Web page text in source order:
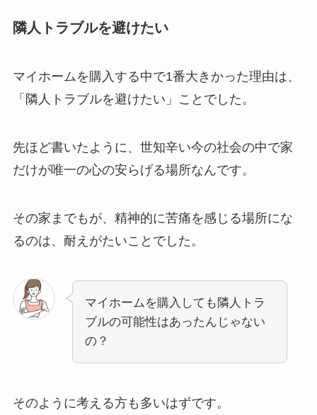
隣人トラブルを避けたい
マイホームを購入する中で1番大きかった理由は、
「隣人トラブルを避けたい」ことでした。
先ほど書いたように、世知辛い今の社会の中で家
だけが唯一の心の安らげる場所なんです。
その家までもが、精神的に苦痛を感じる場所にな
るのは、耐えがたいことでした。
マイホームを購入しても隣人トラ
ブルの可能性はあったんじゃない
の？
そのように考える方も多いはずです。